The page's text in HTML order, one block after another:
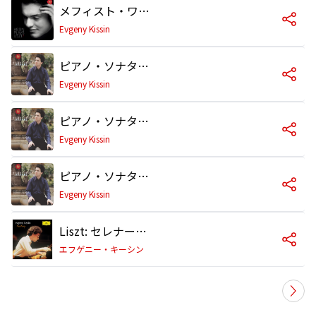
メフィスト・ワルツ第1番「村の居酒屋での踊り」S.514〜レーナウ「ファウスト」による2つのエピソード
Evgeny Kissin
ピアノ・ソナタ 第3番ヘ短調Op.5 I Allegro maestoso
Evgeny Kissin
ピアノ・ソナタ 第3番ヘ短調Op.5 III Scherzo: Allegro energico
Evgeny Kissin
ピアノ・ソナタ 第3番ヘ短調Op.5 IV Intermezzo: Andante molto
Evgeny Kissin
Liszt: セレナーデ D. 899 - リスト編曲 S. 558 第9曲 「聞け、聞け、ひばり」
エフゲニー・キーシン